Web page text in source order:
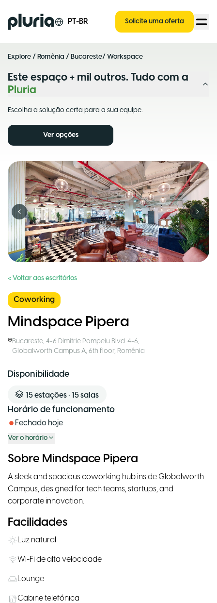
Logo Pluria PT-BR Solicite uma oferta
Explore / Romênia / Bucareste/ Workspace
Este espaço + mil outros. Tudo com a
Pluria
Escolha a solução certa para a sua equipe.
Ver opções
Previous slide Next
< Voltar aos escritórios
Coworking
Mindspace Pipera
Bucareste,4-6 Dimitrie Pompeiu Blvd. 4-6,
Globalworth Campus A, 6th floor, Romênia
Disponibilidade
15estações • 15salas
Horário de funcionamento
Fechado hoje
Ver o horário
Sobre Mindspace Pipera
A sleek and spacious coworking hub inside Globalworth
Campus, designed for tech teams, startups, and
corporate innovation.
Facilidades
Luz natural
Wi-Fi de alta velocidade
Lounge
Cabine telefónica